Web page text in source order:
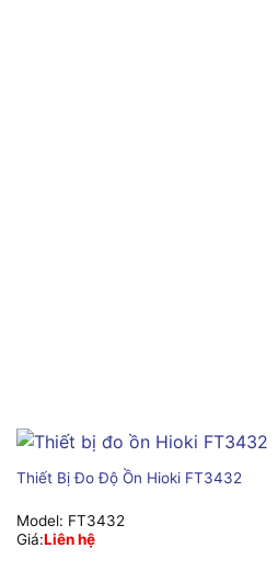
Thiết Bị Đo Độ Ồn Hioki FT3432
Model: FT3432
Giá:Liên hệ